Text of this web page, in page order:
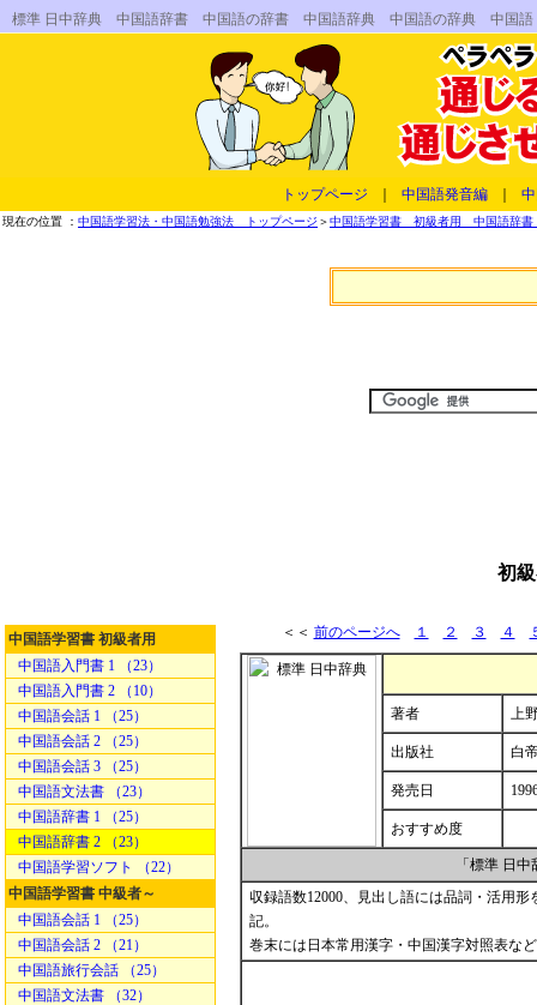
標準 日中辞典 中国語辞書 中国語の辞書 中国語辞典 中国語の辞典 中
トップページ 中国語発音編
現在の位置 ： 中国語学習法・中国語勉強法 トップページ ＞中国語学習書 初級者用 中国語辞書
初
中国語学習書 初級者用
中国語入門書 1 （23）
中国語入門書 2 （10）
中国語会話 1 （25）
中国語会話 2 （25）
中国語会話 3 （25）
中国語文法書 （23）
中国語辞書 1 （25）
中国語辞書 2 （23）
中国語学習ソフト （22）
中国語学習書 中級者～
中国語会話 1 （25）
中国語会話 2 （21）
中国語旅行会話 （25）
中国語文法書 （32）
＜＜ 前のページへ １ ２ ３ ４
著者 上
出版社 白
発売日
おすすめ度
「標準 日
収録語数12000、見出し語には品詞・活用
記。
巻末には日本常用漢字・中国漢字対照表な